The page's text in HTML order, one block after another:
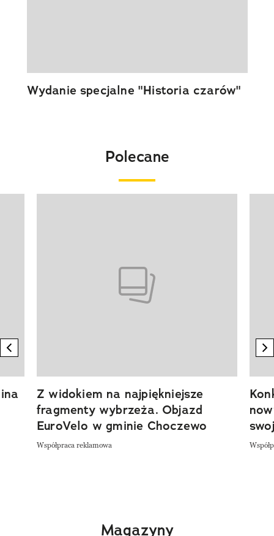
Wydanie specjalne "Historia czarów"
Polecane
previous element
Z widokiem na najpiękniejsze
fragmenty wybrzeża. Objazd
EuroVelo w gminie Choczewo
Współpraca reklamowa
Magazyny